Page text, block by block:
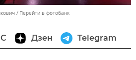
Перейти в фотобанк
Дзен Telegram